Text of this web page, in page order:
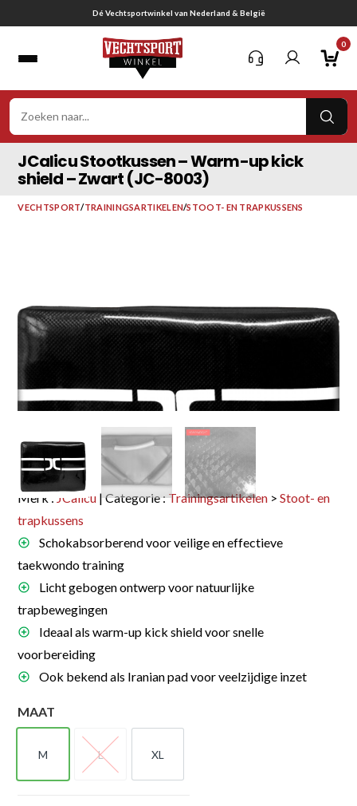
naar
Gratis verzending vanaf € 75,-
0
JCalicu Stootkussen – Warm-up kick
shield – Zwart (JC-8003)
VECHTSPORT/TRAININGSARTIKELEN/STOOT- EN TRAPKUSSENS
Merk : JCalicu | Categorie :Trainingsartikelen >Stoot- en
trapkussens
Schokabsorberend voor veilige en effectieve
taekwondo training
Licht gebogen ontwerp voor natuurlijke
trapbewegingen
Ideaal als warm-up kick shield voor snelle
voorbereiding
Ook bekend als Iranian pad voor veelzijdige inzet
MAAT
M
M
L
L
XL
XL